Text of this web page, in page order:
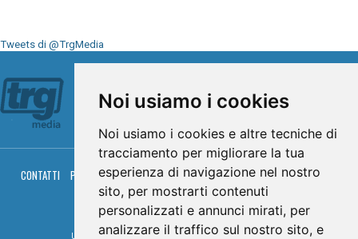
Noi usiamo i cookies
Noi usiamo i cookies e altre tecniche di
tracciamento per migliorare la tua
esperienza di navigazione nel nostro
sito, per mostrarti contenuti
personalizzati e annunci mirati, per
analizzare il traffico sul nostro sito, e
Tweets di @TrgMedia
CONTATTI PRIVACY COOKIES PALINSESTO DIRETTA TV
DIRETTA RADIO
RGM HITRADIO
© TRG Media 2005-2026
Umbria Televisioni s.r.l. - P.I.00496230541 -www.trgmedia.it- Powered by